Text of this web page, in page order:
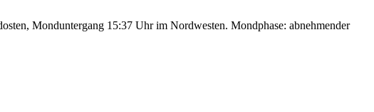
Monduntergang 15:37 Uhr im Nordwesten. Mondphase: abnehmender